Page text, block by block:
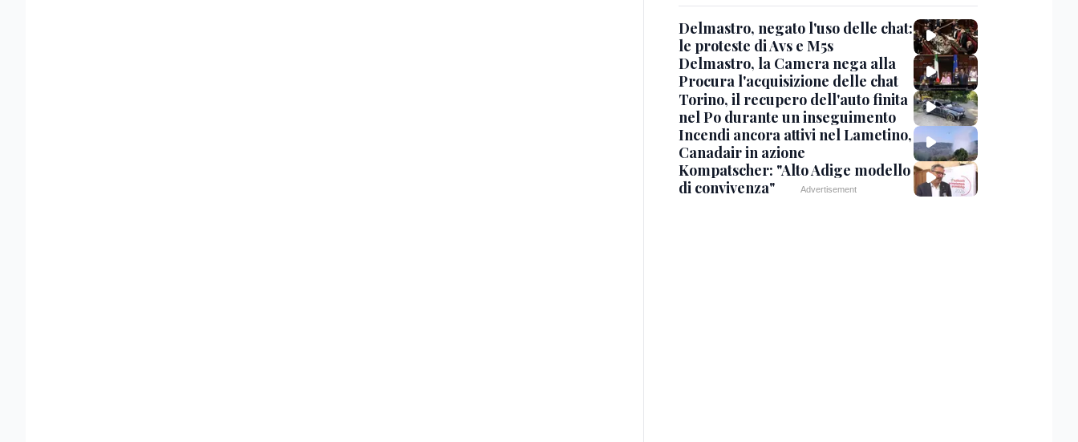
Delmastro, negato l'uso delle chat:
le proteste di Avs e M5s
Delmastro, la Camera nega alla
Procura l'acquisizione delle chat
Torino, il recupero dell'auto finita
nel Po durante un inseguimento
Incendi ancora attivi nel Lametino,
Canadair in azione
Kompatscher: "Alto Adige modello
di convivenza"